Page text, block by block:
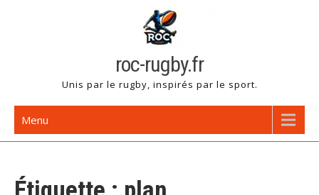
roc-rugby.fr
Unis par le rugby, inspirés par le sport.
Menu